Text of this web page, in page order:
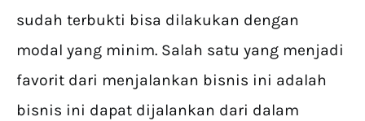
sudah terbukti bisa dilakukan dengan
modal yang minim. Salah satu yang menjadi
favorit dari menjalankan bisnis ini adalah
bisnis ini dapat dijalankan dari dalam